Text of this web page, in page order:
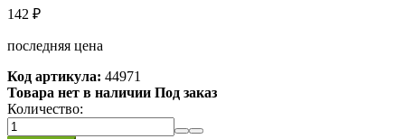
142 ₽
последняя цена
Код артикула: 44971
Товара нет в наличии Под заказ
Количество: